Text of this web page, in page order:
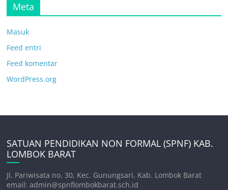
Meta
Masuk
Feed entri
Feed komentar
WordPress.org
SATUAN PENDIDIKAN NON FORMAL (SPNF) KAB.
LOMBOK BARAT
Jl. Pariwisata no. 30, Kec. Gunungsari, Kab. Lombok Barat
email: admin@spnflombokbarat.sch.id